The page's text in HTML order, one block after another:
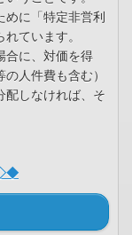
に「特定非営利
ています。
合に、対価を得
人件費も含む）
配しなければ、そ
◇◆